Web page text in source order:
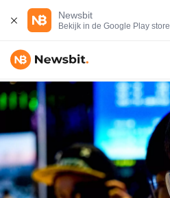
Newsbit
Bekijk in de Google Play store